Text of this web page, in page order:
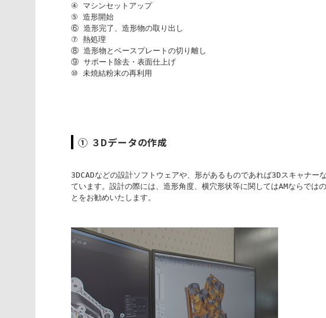
④ マシンセットアップ
⑤ 造形開始
⑥ 造形完了、造形物の取り出し
⑦ 熱処理
⑧ 造形物とベースプレートの切り離し
⑨ サポート除去・表面仕上げ
⑩ 未焼結粉末の再利用
① ３Dデータの作成
3DCADなどの設計ソフトウェアや、形があるものであれば3Dスキャナ
ています。設計の際には、造形角度、横穴形状等に関してはAMな
とをお勧めいたします。